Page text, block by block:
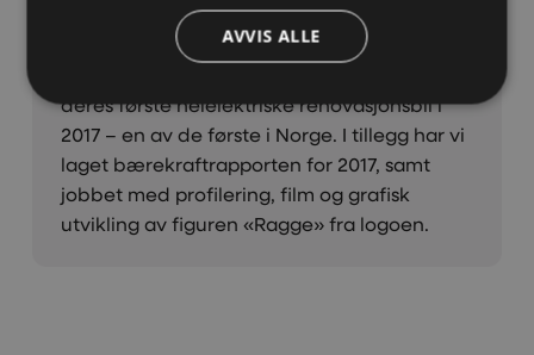
Blant annet utviklet vi konseptet «Highway
deres første helelektriske renovasjonsbil i
2017 – en av de første i Norge. I tillegg har vi
laget bærekraftrapporten for 2017, samt
jobbet med profilering, film og grafisk
utvikling av figuren «Ragge» fra logoen.
AVVIS ALLE